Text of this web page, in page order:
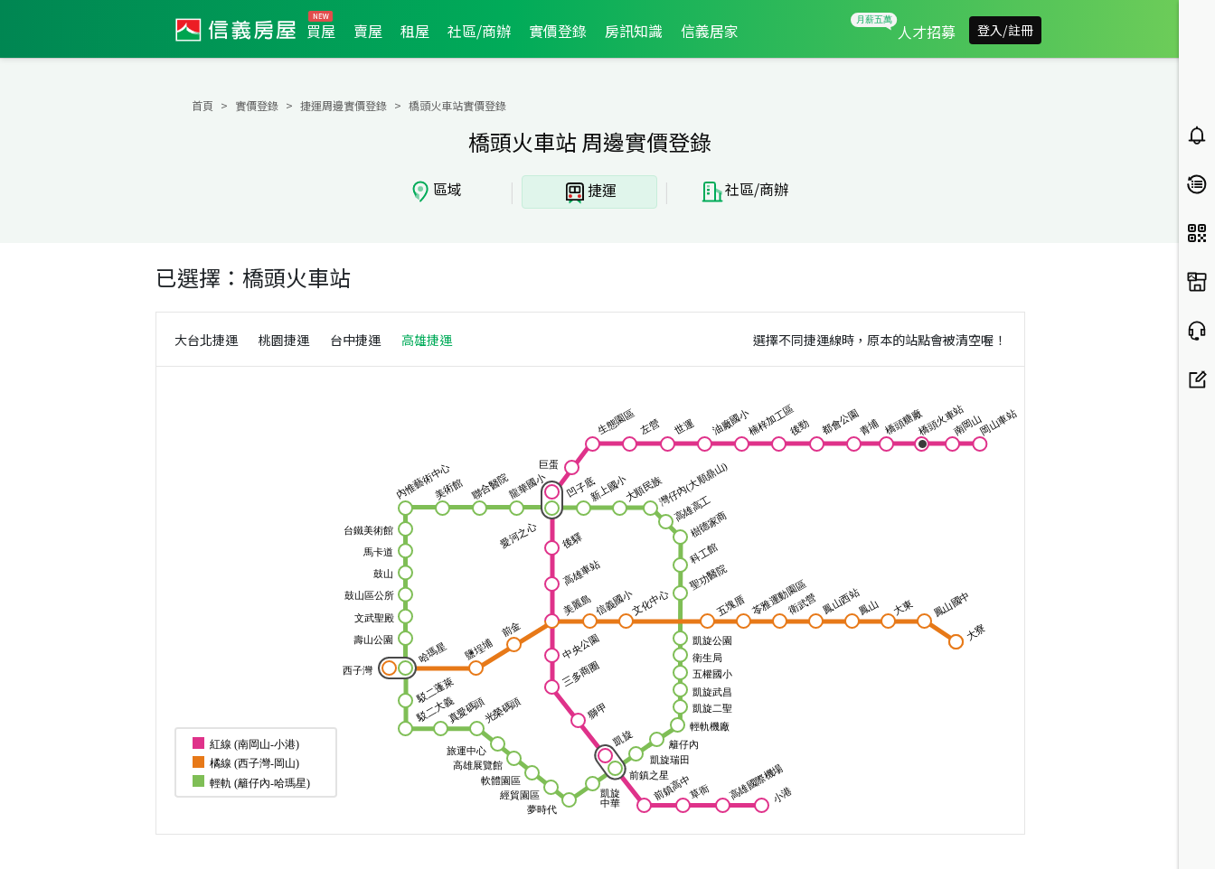
買屋 賣屋 租屋 社區/商辦 實價登錄 房訊知識 信義居家 人才招募 登入/註冊
首頁 實價登錄 捷運周邊實價登錄 橋頭火車站實價登錄
橋頭火車站 周邊實價登錄
區域 | 捷運 | 社區/商辦
已選擇： 橋頭火車站
大台北捷運 桃園捷運 台中捷運 高雄捷運 選擇不同捷運線時，原本的站點會被清空喔！